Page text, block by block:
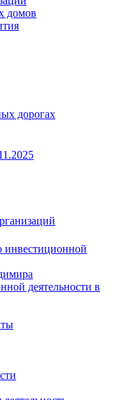
домов
дорогах
инвестиционной
деятельности в